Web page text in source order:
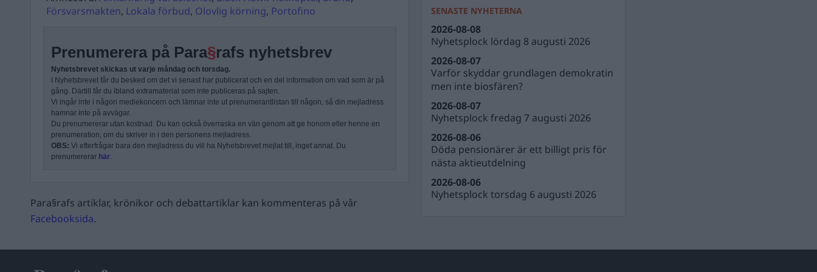
Försvarsmakten, Lokala förbud, Olovlig körning, Portofino
Prenumerera på Para§rafs nyhetsbrev
Nyhetsbrevet skickas ut varje måndag och torsdag.
I Nyhetsbrevet får du besked om det vi senast har publicerat och en del information om vad som är på
gång. Därtill får du ibland extramaterial som inte publiceras på sajten.
Vi ingår inte i någon mediekoncern och lämnar inte ut prenumerantlistan till någon, så din mejladress
hamnar inte på avvägar.
Du prenumererar utan kostnad. Du kan också överraska en vän genom att ge honom eller henne en
prenumeration, om du skriver in i den personens mejladress.
OBS: Vi efterfrågar bara den mejladress du vill ha Nyhetsbrevet mejlat till, inget annat. Du
prenumererar här.
Para§rafs artiklar, krönikor och debattartiklar kan kommenteras på vår
Facebooksida.
SENASTE NYHETERNA
Nyhetsplock lördag 8 augusti 2026
2026-08-08
Varför skyddar grundlagen demokratin
men inte biosfären?
2026-08-07
Nyhetsplock fredag 7 augusti 2026
2026-08-07
Döda pensionärer är ett billigt pris för
nästa aktieutdelning
2026-08-06
Nyhetsplock torsdag 6 augusti 2026
2026-08-06